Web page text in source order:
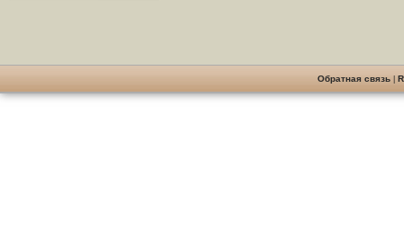
Обратная связь